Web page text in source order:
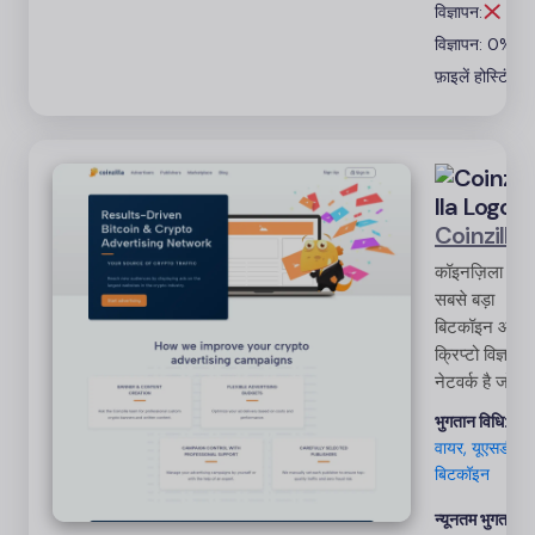
वास्तविक समय
के आँकड़े और
आय सृजन के
विज्ञापन:
विज्ञापन: 0%
फ़ाइलें होस्टिंग
Coinzilla
कॉइनज़िला
सबसे बड़ा
बिटकॉइन और
क्रिप्टो विज्ञापन
नेटवर्क है जो
समाचार
प्रकाशकों के
विशेषज्ञ
माध्यम से
भुगतान विधि:
वायर, यूएसडीटी,
बिटकॉइन
न्यूनतम भुगतान: